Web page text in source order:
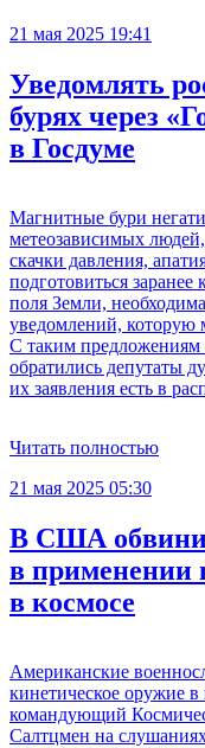
21 мая 2025 19:41
Уведомлять
бурях через
в Госдуме
Магнитные бури
метеозависимых
скачки давления,
подготовиться
поля Земли,
уведомлений, которую
С таким
обратились депутаты
их заявления есть в
Читать полностью
21 мая 2025 05:30
В США
в применении
в космосе
Американские
кинетическое оружие
командующий
Салтцмен на